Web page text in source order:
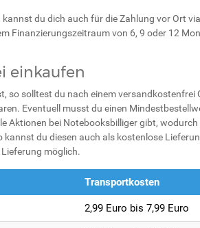
du dich auch für die Zahlung vor Ort
Finanzierungszeitraum von 6, 9 oder 12
einkaufen
so solltest du nach einem
Eventuell musst du einen
Aktionen bei Notebooksbilliger gibt,
du diesen auch als kostenlose
möglich.
Transportkosten
2,99 Euro bis 7,99 Euro